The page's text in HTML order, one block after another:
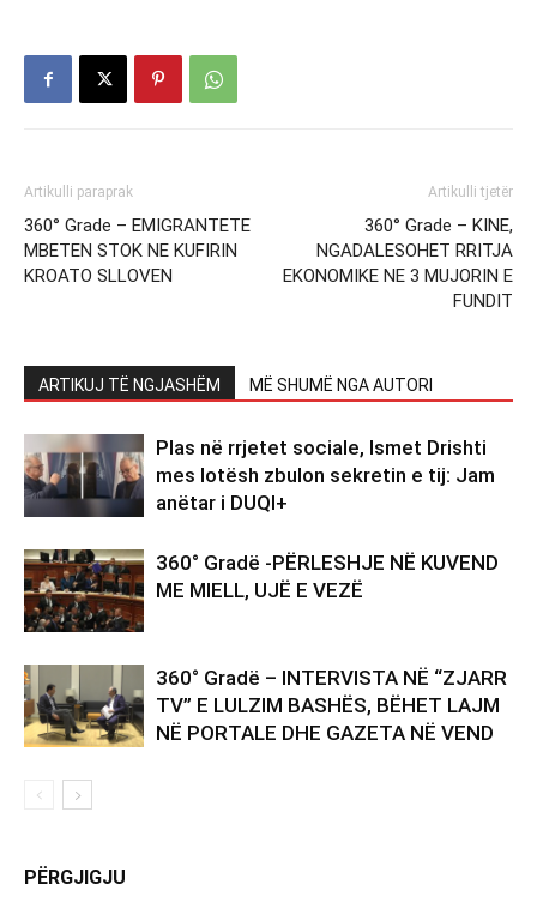
Artikulli paraprak
360° Grade – EMIGRANTETE
MBETEN STOK NE KUFIRIN
KROATO SLLOVEN
Artikulli tjetër
360° Grade – KINE,
NGADALESOHET RRITJA
EKONOMIKE NE 3 MUJORIN E
FUNDIT
ARTIKUJ TË NGJASHËM MË SHUMË NGA AUTORI
Plas në rrjetet sociale, Ismet Drishti
mes lotësh zbulon sekretin e tij: Jam
anëtar i DUQI+
360° Gradë -PËRLESHJE NË KUVEND
ME MIELL, UJË E VEZË
360° Gradë – INTERVISTA NË “ZJARR
TV” E LULZIM BASHËS, BËHET LAJM
NË PORTALE DHE GAZETA NË VEND
PËRGJIGJU